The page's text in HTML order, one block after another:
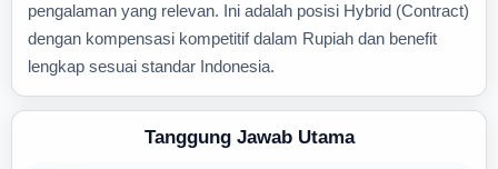
pengalaman yang relevan. Ini adalah posisi Hybrid (Contract)
dengan kompensasi kompetitif dalam Rupiah dan benefit
lengkap sesuai standar Indonesia.
Tanggung Jawab Utama